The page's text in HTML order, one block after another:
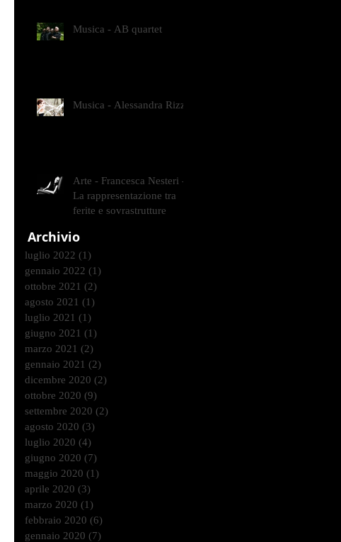
Musica - AB quartet
Musica - Alessandra Rizzo
Arte - Francesca Nesteri -
La rappresentazione tra
ferite e sovrastrutture
Archivio
luglio 2022 (1)
gennaio 2022 (1)
ottobre 2021 (2)
agosto 2021 (1)
luglio 2021 (1)
giugno 2021 (1)
marzo 2021 (2)
gennaio 2021 (2)
dicembre 2020 (2)
ottobre 2020 (9)
settembre 2020 (2)
agosto 2020 (3)
luglio 2020 (4)
giugno 2020 (7)
maggio 2020 (1)
aprile 2020 (3)
marzo 2020 (1)
febbraio 2020 (6)
gennaio 2020 (7)